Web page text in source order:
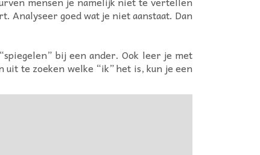
Analyseer goed wat je niet aanstaat. Dan
bij een ander. Ook leer je met
te zoeken welke “ik” het is, kun je een